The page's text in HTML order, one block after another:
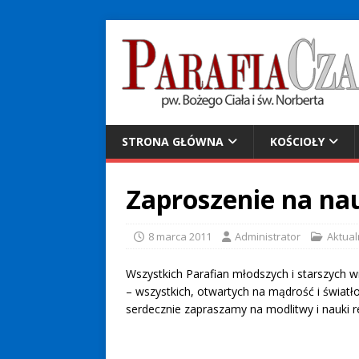
STRONA GŁÓWNA KOŚCIOŁY
Zaproszenie na
8 marca 2011 Administrator
Wszystkich Parafian młodszych i starszych
– wszystkich, otwartych na mądrość i
serdecznie zapraszamy na modlitwy i nauki